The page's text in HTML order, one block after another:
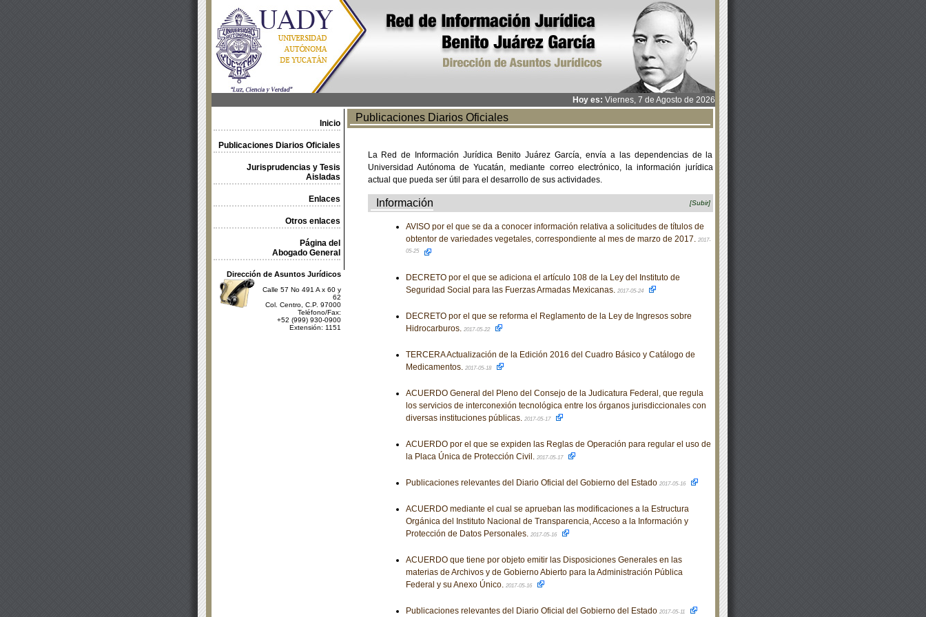
Hoy es: Viernes, 7 de Agosto de 2026
Inicio
Publicaciones Diarios Oficiales
Jurisprudencias y Tesis
Aisladas
Enlaces
Otros enlaces
Página del
Abogado General
Dirección de Asuntos Jurídicos
Calle 57 No 491 A x 60 y
62
Col. Centro, C.P. 97000
Teléfono/Fax:
+52 (999) 930-0900
Extensión: 1151
Publicaciones Diarios Oficiales
La Red de Información Jurídica Benito Juárez García, envía a las dependencias de la
Universidad Autónoma de Yucatán, mediante correo electrónico, la información jurídica
actual que pueda ser útil para el desarrollo de sus actividades.
Información [Subir]
AVISO por el que se da a conocer información relativa a solicitudes de títulos de
obtentor de variedades vegetales, correspondiente al mes de marzo de 2017. 2017-
05-25
DECRETO por el que se adiciona el artículo 108 de la Ley del Instituto de
Seguridad Social para las Fuerzas Armadas Mexicanas. 2017-05-24
DECRETO por el que se reforma el Reglamento de la Ley de Ingresos sobre
Hidrocarburos. 2017-05-22
TERCERA Actualización de la Edición 2016 del Cuadro Básico y Catálogo de
Medicamentos. 2017-05-18
ACUERDO General del Pleno del Consejo de la Judicatura Federal, que regula
los servicios de interconexión tecnológica entre los órganos jurisdiccionales con
diversas instituciones públicas. 2017-05-17
ACUERDO por el que se expiden las Reglas de Operación para regular el uso de
la Placa Única de Protección Civil. 2017-05-17
Publicaciones relevantes del Diario Oficial del Gobierno del Estado 2017-05-16
ACUERDO mediante el cual se aprueban las modificaciones a la Estructura
Orgánica del Instituto Nacional de Transparencia, Acceso a la Información y
Protección de Datos Personales. 2017-05-16
ACUERDO que tiene por objeto emitir las Disposiciones Generales en las
materias de Archivos y de Gobierno Abierto para la Administración Pública
Federal y su Anexo Único. 2017-05-16
Publicaciones relevantes del Diario Oficial del Gobierno del Estado 2017-05-11